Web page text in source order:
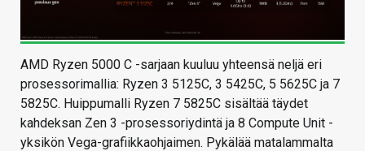
AMD Ryzen 5000 C -sarjaan kuuluu yhteensä neljä eri
prosessorimallia: Ryzen 3 5125C, 3 5425C, 5 5625C ja 7
5825C. Huippumalli Ryzen 7 5825C sisältää täydet
kahdeksan Zen 3 -prosessoriydintä ja 8 Compute Unit -
yksikön Vega-grafiikkaohjaimen. Pykälää matalammalta